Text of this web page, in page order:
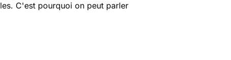
C'est pourquoi on peut parler